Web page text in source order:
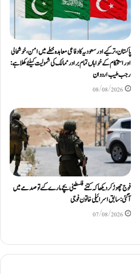
پاکستان، ترکیے اور سعودیہ کا دفاعی معاہدہ خطے میں امن، خوشحالی
اور استحکام کے خواہاں تمام برادر ممالک کی شمولیت کیلئےکھلا ہے:
رجب طیب اردوان
08/08/2026
فوج چھوڑ کر دیکھا کہ کتنے فلسطینی بچے مارے گئے تو صدمے میں
آگئی: سابق اسرائیلی خاتون فوجی
07/08/2026